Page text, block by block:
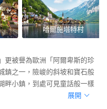
哈爾施塔特村
更被譽為歐洲「阿爾卑斯的珍
鎮之一，險峻的斜坡和寶石般
畔小鎮，到處可見童話般一樣
展開